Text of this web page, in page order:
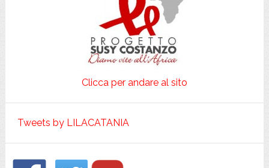
Clicca per andare al sito
Tweets by LILACATANIA
Footer